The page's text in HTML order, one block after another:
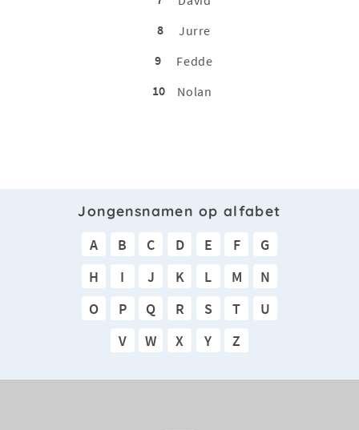
8
Jurre
9
Fedde
10
Nolan
Jongensnamen op alfabet
A B C D E F
G
H
I J K L M
N
O
P Q R S T
U
V
W X Y Z